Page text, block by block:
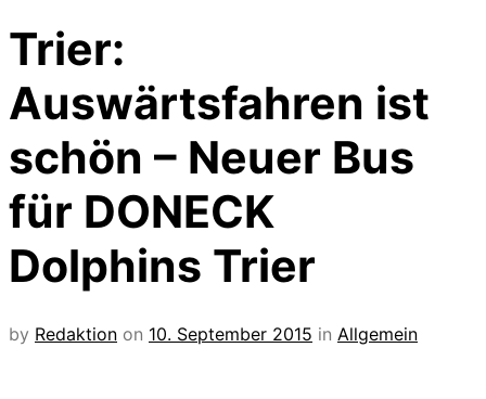
Trier:
Auswärtsfahren ist
schön – Neuer Bus
für DONECK
Dolphins Trier
by Redaktion on 10. September 2015 in Allgemein